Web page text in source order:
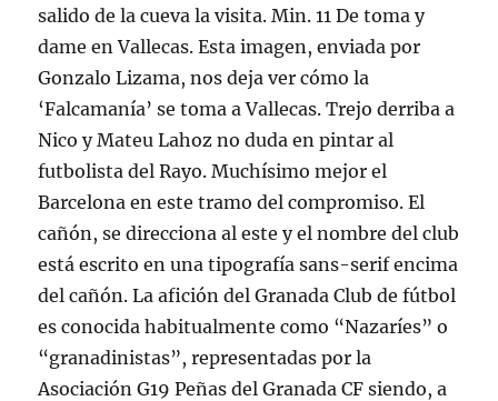
salido de la cueva la visita. Min. 11 De toma y
dame en Vallecas. Esta imagen, enviada por
Gonzalo Lizama, nos deja ver cómo la
‘Falcamanía’ se toma a Vallecas. Trejo derriba a
Nico y Mateu Lahoz no duda en pintar al
futbolista del Rayo. Muchísimo mejor el
Barcelona en este tramo del compromiso. El
cañón, se direcciona al este y el nombre del club
está escrito en una tipografía sans-serif encima
del cañón. La afición del Granada Club de fútbol
es conocida habitualmente como “Nazaríes” o
“granadinistas”, representadas por la
Asociación G19 Peñas del Granada CF siendo, a